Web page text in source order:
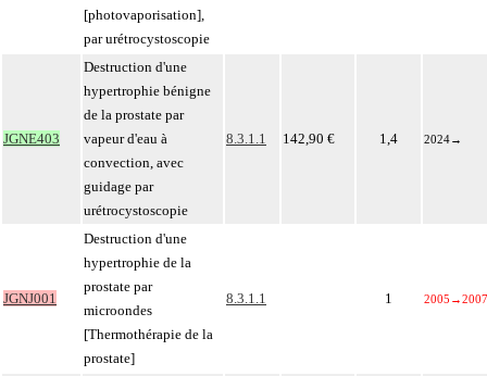
[photovaporisation],
par urétrocystoscopie
JGNE403
Destruction d'une
hypertrophie bénigne
de la prostate par
vapeur d'eau à
convection, avec
guidage par
urétrocystoscopie
8.3.1.1 142,90 € 1,4 2024→
JGNJ001
Destruction d'une
hypertrophie de la
prostate par
microondes
[Thermothérapie de la
prostate]
8.3.1.1 1 2005 →2007